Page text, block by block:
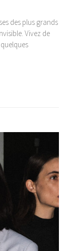
des plus grands
Vivez de